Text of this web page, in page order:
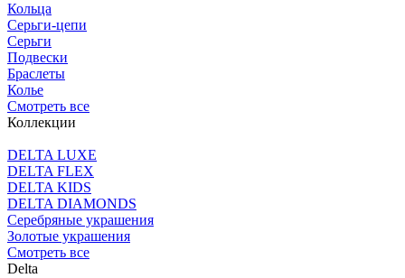
Кольца
Серьги-цепи
Серьги
Подвески
Браслеты
Колье
Смотреть все
Коллекции
DELTA LUXE
DELTA FLEX
DELTA KIDS
DELTA DIAMONDS
Серебряные украшения
Золотые украшения
Смотреть все
Delta